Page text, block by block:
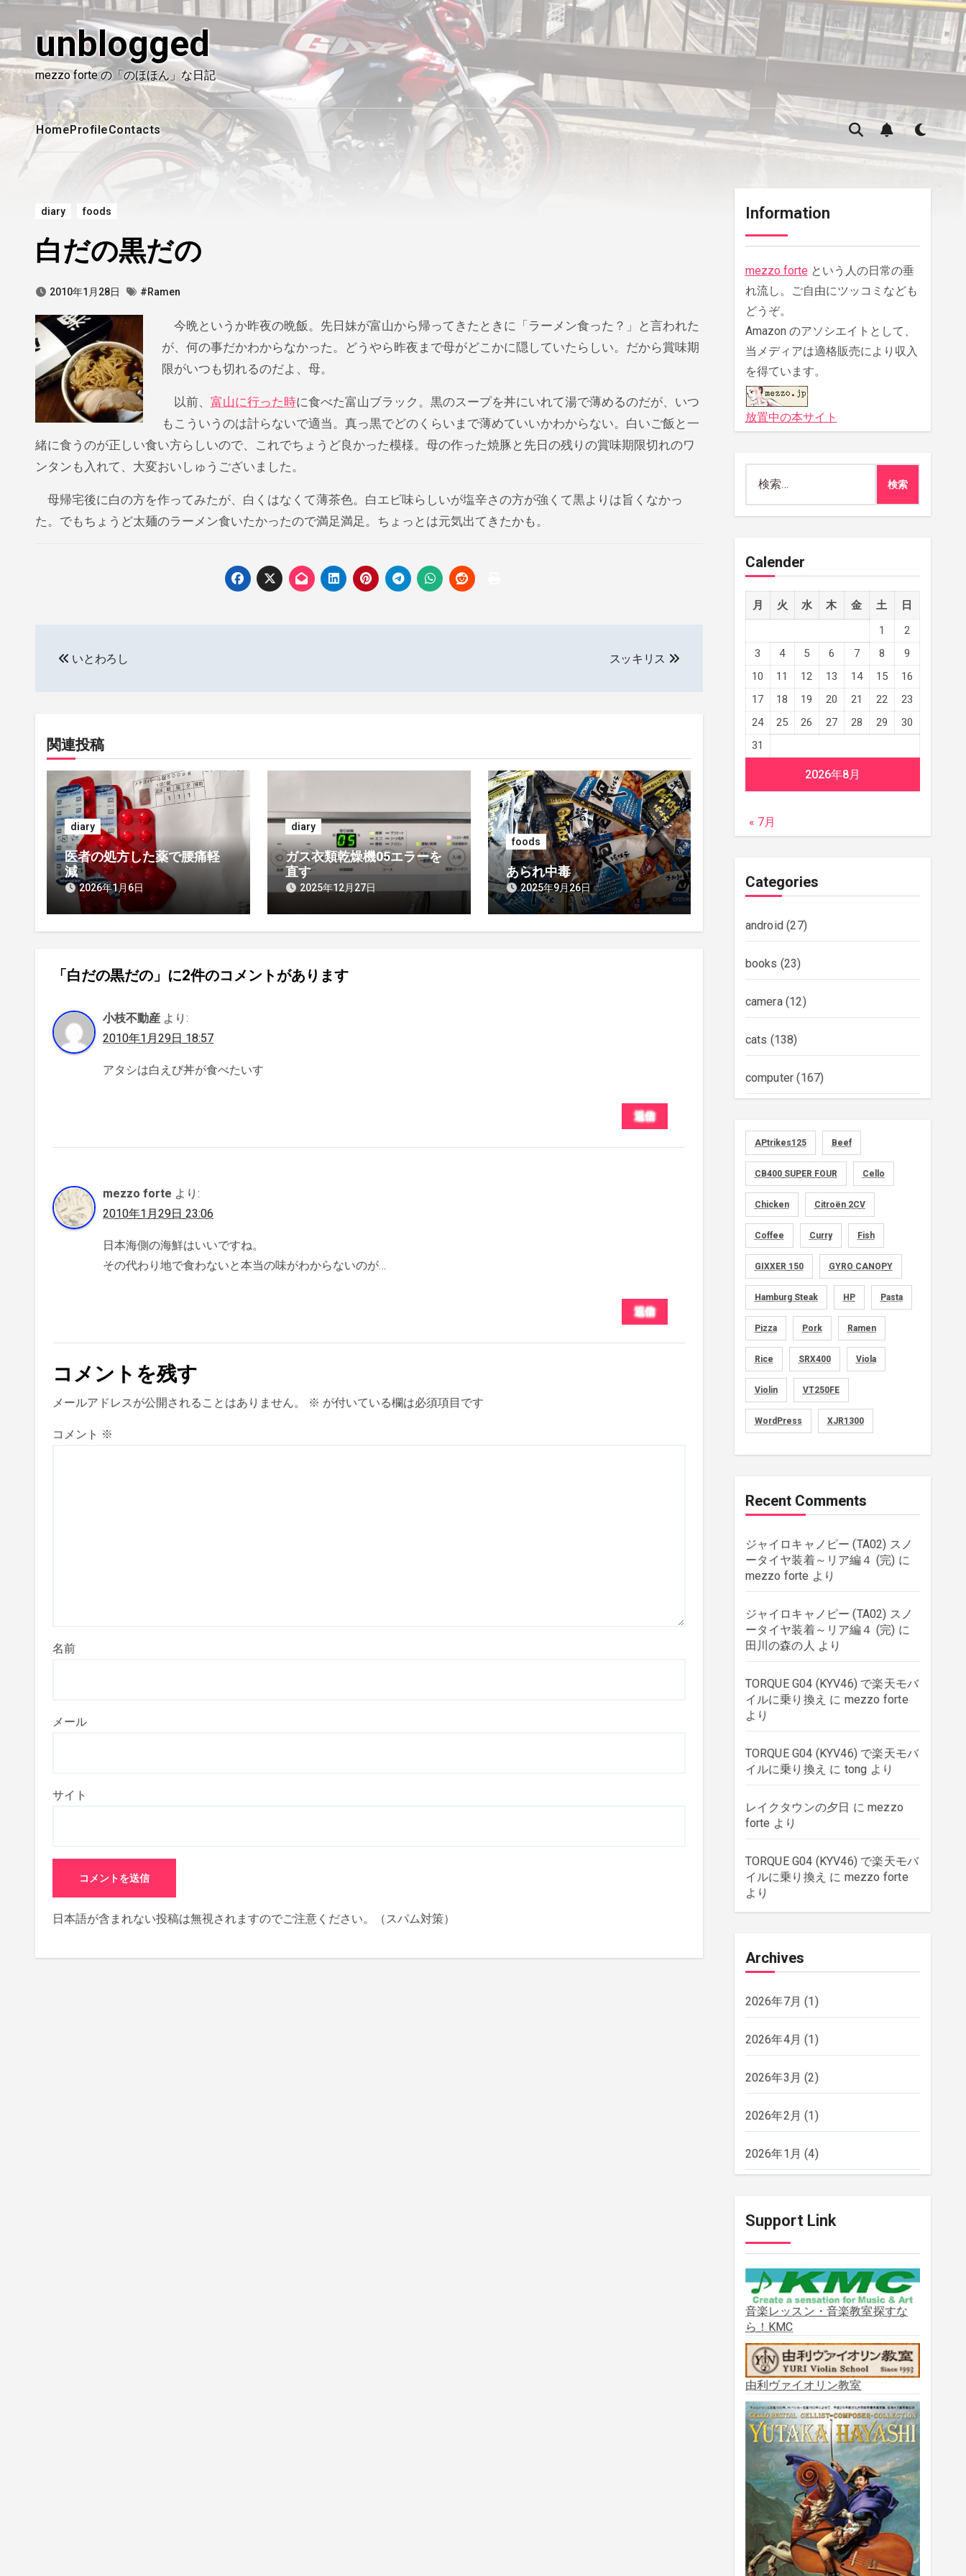
容
を
ス
ッ
unblogged
mezzo forte の「のほほん」な日記
HomeProfileContacts
diary foods
白だの黒だの
2010年1月28日 #Ramen
今晩というか昨夜の晩飯。先日妹が富山から帰ってきたときに「ラーメン食った？」と言われた
が、何の事だかわからなかった。どうやら昨夜まで母がどこかに隠していたらしい。だから賞味期
限がいつも切れるのだよ、母。
以前、 富山に行った時に食べた富山ブラック。黒のスープを丼にいれて湯で薄めるのだが、いつ
もこういうのは計らないで適当。真っ黒でどのくらいまで薄めていいかわからない。白いご飯と一
緒に食うのが正しい食い方らしいので、これでちょうど良かった模様。母の作った焼豚と先日の残りの賞味期限切れのワ
ンタンも入れて、大変おいしゅうございました。
母帰宅後に白の方を作ってみたが、白くはなくて薄茶色。白エビ味らしいが塩辛さの方が強くて黒よりは旨くなかっ
た。でもちょうど太麺のラーメン食いたかったので満足満足。ちょっとは元気出てきたかも。
ゲ
ー
シ
ョ
ン
いとわろし スッキリス
関連投稿
diary
医者の処方した薬で腰痛軽
減
2026年1月6日
diary
ガス衣類乾燥機05エラーを
直す
2025年12月27日
foods
あられ中毒
2025年9月26日
「白だの黒だの」に2件のコメントがあります
小枝不動産 より:
2010年1月29日 18:57
アタシは白えび丼が食べたいす
返信
mezzo forte より:
2010年1月29日 23:06
日本海側の海鮮はいいですね。
その代わり地で食わないと本当の味がわからないのが…
返信
コメントを残す
メールアドレスが公開されることはありません。 ※ が付いている欄は必須項目です
コメント ※
名前
メール
サイト
日本語が含まれない投稿は無視されますのでご注意ください。（スパム対策）
Information
mezzo forte という人の日常の垂
れ流し。ご自由にツッコミなども
どうぞ。
Amazon のアソシエイトとして、
当メディアは適格販売により収入
を得ています。
放置中の本サイト
Calender
2026年8月
月 火 水 木 金 土
日
1
2
3
4 5 6 7 8
9
10
11 12 13 14 15
16
17
18 19 20 21 22
23
24
25 26 27 28 29
30
31
« 7月
Categories
android(27)
books (23)
camera(12)
cats (138)
computer (167)
foods(155)
graphics(134)
memo (30)
motorcycle(149)
movies(1)
music(51)
plants(43)
rebuilding(6)
strings(179)
wordpress(8)
APtrikes125 Beef
CB400 SUPER FOUR Cello
Chicken Citroën 2CV
Coffee Curry Fish
GIXXER 150 GYRO CANOPY
Hamburg Steak HP Pasta
Pizza Pork Ramen
Rice SRX400 Viola
Violin VT250FE
WordPress XJR1300
Recent Comments
ジャイロキャノピー (TA02) スノ
ータイヤ装着～リア編４ (完) に
mezzo forte より
ジャイロキャノピー (TA02) スノ
ータイヤ装着～リア編４ (完) に
田川の森の人 より
TORQUE G04 (KYV46) で楽天モバ
イルに乗り換え に mezzo forte
より
TORQUE G04 (KYV46) で楽天モバ
イルに乗り換え に tong より
レイクタウンの夕日 に mezzo
forte より
TORQUE G04 (KYV46) で楽天モバ
イルに乗り換え に mezzo forte
より
Archives
2026年7月 (1)
2026年4月 (1)
2026年3月 (2)
2026年2月 (1)
2026年1月 (4)
2025年11月(2)
2025年10月(2)
2025年9月(3)
2025年8月(5)
2025年7月(3)
2025年6月(1)
2025年5月(5)
2025年3月(1)
2025年2月(1)
2025年1月(3)
Support Link
音楽レッスン・音楽教室探すな
ら！KMC
由利ヴァイオリン教室